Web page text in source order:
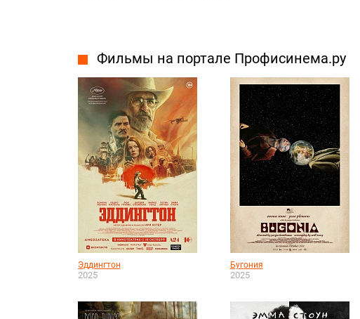
Фильмы на портале Профисинема.ру
Эддингтон
2025
Бугония
2025